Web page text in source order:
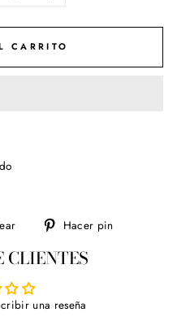
CARRITO
Tuitear
Twitter
Hacer pin
CLIENTES
una reseña